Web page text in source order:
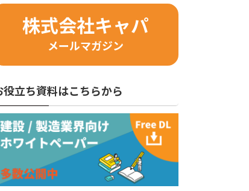
株式会社キャパ
メールマガジン
役立ち資料はこちらから